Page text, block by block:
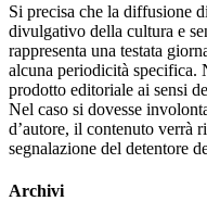
Si precisa che la diffusione
divulgativo della cultura e
rappresenta una testata
alcuna periodicità specifica.
prodotto editoriale ai sensi
Nel caso si dovesse
d’autore, il contenuto verrà
segnalazione del detentore
Archivi